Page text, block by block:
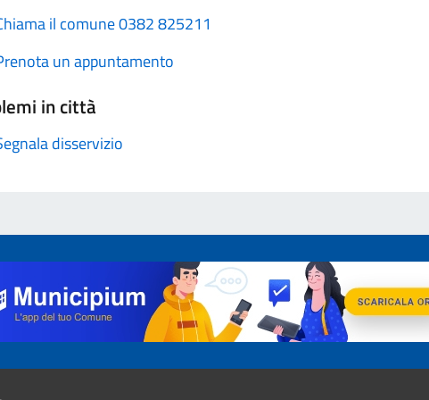
il comune 0382 825211
un appuntamento
in città
disservizio